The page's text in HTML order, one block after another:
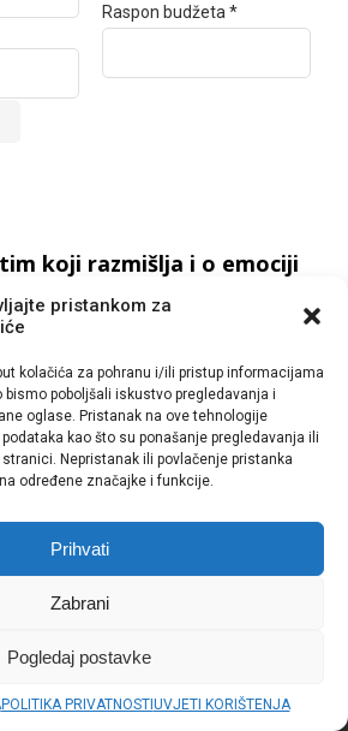
pristankom za
kolačića za pohranu i/ili pristup informacijama
bismo poboljšali iskustvo pregledavanja i
oglase. Pristanak na ove tehnologije
kao što su ponašanje pregledavanja ili
Nepristanak ili povlačenje pristanka
određene značajke i funkcije.
Prihvati
Zabrani
Pogledaj postavke
POLITIKA PRIVATNOSTI UVJETI KORIŠTENJA
Raspon budžeta *
koji razmišlja i o emociji
SHARE